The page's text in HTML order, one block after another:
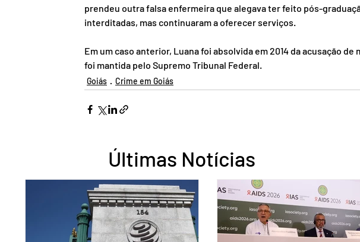
prendeu outra falsa enfermeira que alegava ter feito pós-
interditadas, mas continuaram a oferecer serviços.
Em um caso anterior, Luana foi absolvida em 2014 da acusação
foi mantida pelo Supremo Tribunal Federal.
Goiás Crime em Goiás
Últimas Notícias